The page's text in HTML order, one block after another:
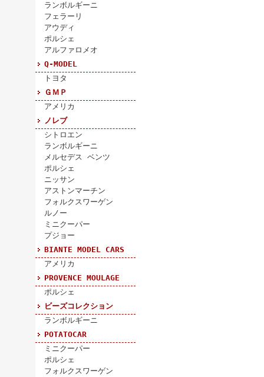
ランボルギーニ
フェラーリ
アウディ
ポルシェ
アルファロメオ
Q-MODEL
トヨタ
ＧＭＰ
アメリカ
ノレブ
シトロエン
ランボルギーニ
メルセデス ベンツ
ポルシェ
ニッサン
アストンマーチン
フォルクスワーゲン
ルノー
ミニクーパー
プジョー
BIANTE MODEL CARS
アメリカ
PROVENCE MOULAGE
ポルシェ
ビーズコレクション
ランボルギーニ
POTATOCAR
ミニクーパー
ポルシェ
フォルクスワーゲン